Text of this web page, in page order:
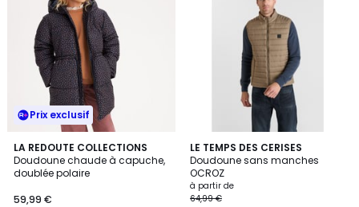
Prix exclusif
LA REDOUTE COLLECTIONS
Doudoune chaude à capuche,
doublée polaire
59,99 €
4
/
5
LE TEMPS DES CERISES
Doudoune sans manches
OCROZ
à partir de
64,99 €
4
Couleurs